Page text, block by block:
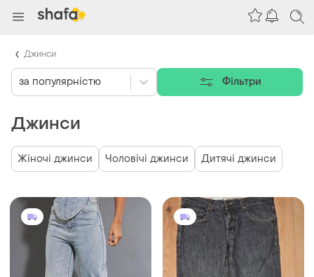
Джинси
за популярністю Фільтри
Джинси
Жіночі джинси Чоловічі джинси Дитячі джинси